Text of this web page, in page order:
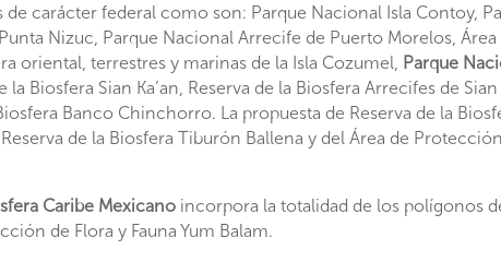
de carácter federal como son: Parque Nacional Isla Contoy,
Nizuc, Parque Nacional Arrecife de Puerto Morelos,
oriental, terrestres y marinas de la Isla Cozumel, Parque
Biosfera Sian Ka’an, Reserva de la Biosfera Arrecifes de Sian
Banco Chinchorro. La propuesta de Reserva de la
de la Biosfera Tiburón Ballena y del Área de Protección
Caribe Mexicano incorpora la totalidad de los polígonos
de Flora y Fauna Yum Balam.